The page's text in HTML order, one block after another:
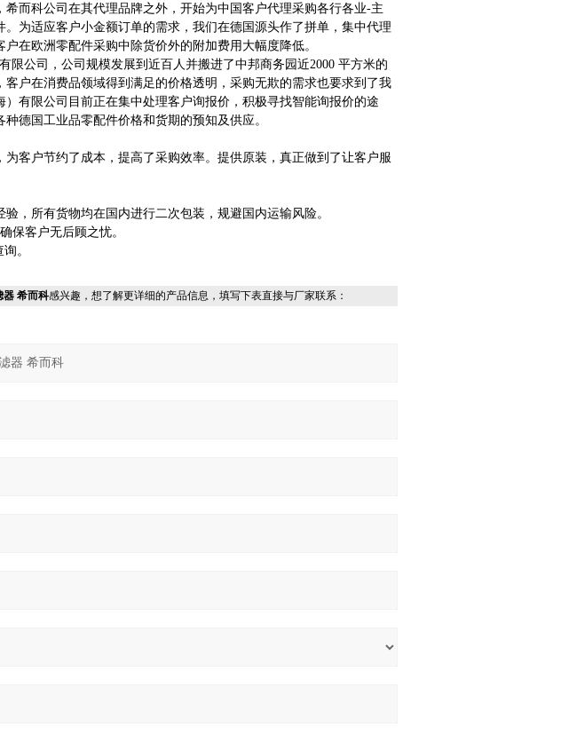
而科公司在其代理品牌之外，开始为中国客户代理采购各行各业-主
为适应客户小金额订单的需求，我们在德国源头作了拼单，集中代理
在欧洲零配件采购中除货价外的附加费用大幅度降低。
限公司，公司规模发展到近百人并搬进了中邦商务园近2000 平方米的
户在消费品领域得到满足的价格透明，采购无欺的需求也要求到了我
有限公司目前正在集中处理客户询报价，积极寻找智能询报价的途
德国工业品零配件价格和货期的预知及供应。
客户节约了成本，提高了采购效率。提供原装，真正做到了让客户服
，所有货物均在国内进行二次包装，规避国内运输风险。
保客户无后顾之忧。
。
器 希而科感兴趣，想了解更详细的产品信息，填写下表直接与厂家联系：